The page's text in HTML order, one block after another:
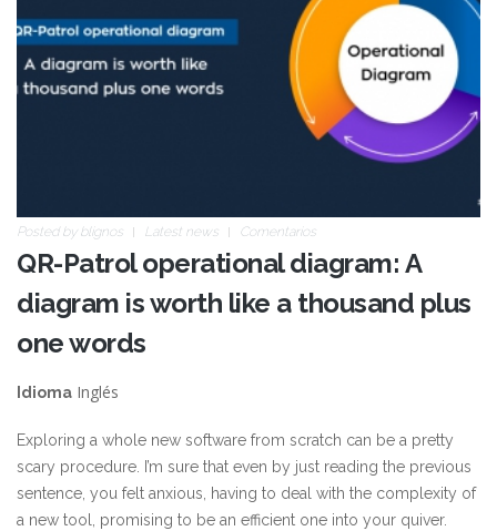
Posted by blignos Latest news Comentarios
QR-Patrol operational diagram: A
diagram is worth like a thousand plus
one words
Idioma Inglés
Exploring a whole new software from scratch can be a pretty
scary procedure. I’m sure that even by just reading the previous
sentence, you felt anxious, having to deal with the complexity of
a new tool, promising to be an efficient one into your quiver.